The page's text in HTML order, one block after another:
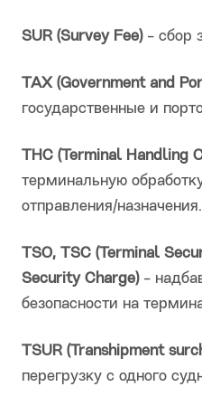
SUR (Survey Fee)- сбор
TAX (Government and
государственные и
THC (Terminal Handling
терминальную
отправления/назначения.
TSO, TSC (Terminal
Security Charge)-
безопасности на
TSUR (Transhipment
перегрузку с одного